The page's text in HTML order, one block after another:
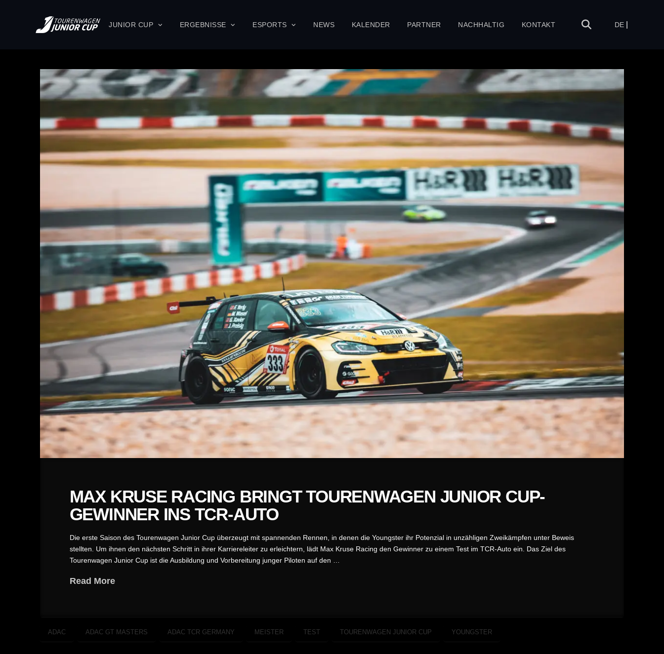
JUNIOR CUP ERGEBNISSE ESPORTS NEWS KALENDER PARTNER NACHHALTIG KONTAKT DE
MAX KRUSE RACING BRINGT TOURENWAGEN JUNIOR CUP-
GEWINNER INS TCR-AUTO
Die erste Saison des Tourenwagen Junior Cup überzeugt mit spannenden Rennen, in denen die Youngster ihr Potenzial in unzähligen Zweikämpfen unter Beweis
stellten. Um ihnen den nächsten Schritt in ihrer Karriereleiter zu erleichtern, lädt Max Kruse Racing den Gewinner zu einem Test im TCR-Auto ein. Das Ziel des
Tourenwagen Junior Cup ist die Ausbildung und Vorbereitung junger Piloten auf den …
Read More
ADAC ADAC GT MASTERS ADAC TCR GERMANY MEISTER TEST TOURENWAGEN JUNIOR CUP YOUNGSTER